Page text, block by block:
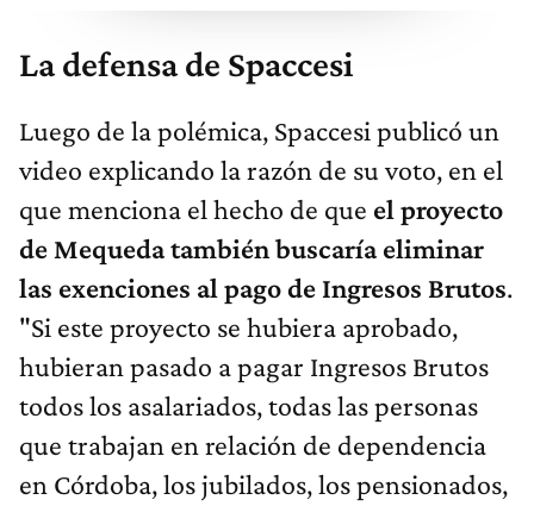
La defensa de Spaccesi
Luego de la polémica, Spaccesi publicó un
video explicando la razón de su voto, en el
que menciona el hecho de que el proyecto
de Mequeda también buscaría eliminar
las exenciones al pago de Ingresos Brutos.
"Si este proyecto se hubiera aprobado,
hubieran pasado a pagar Ingresos Brutos
todos los asalariados, todas las personas
que trabajan en relación de dependencia
en Córdoba, los jubilados, los pensionados,